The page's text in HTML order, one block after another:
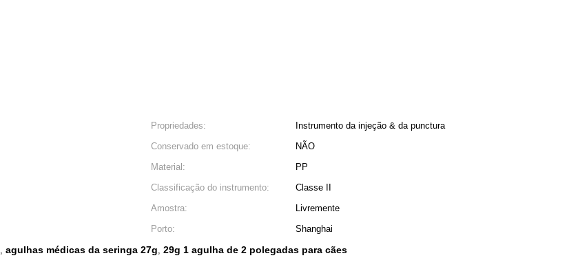
Propriedades:
Instrumento da injeção & da punctura
Conservado em estoque:
NÃO
Material:
PP
Classificação do instrumento:
Classe II
Amostra:
Livremente
Porto:
Shanghai
, agulhas médicas da seringa 27g, 29g 1 agulha de 2 polegadas para cães